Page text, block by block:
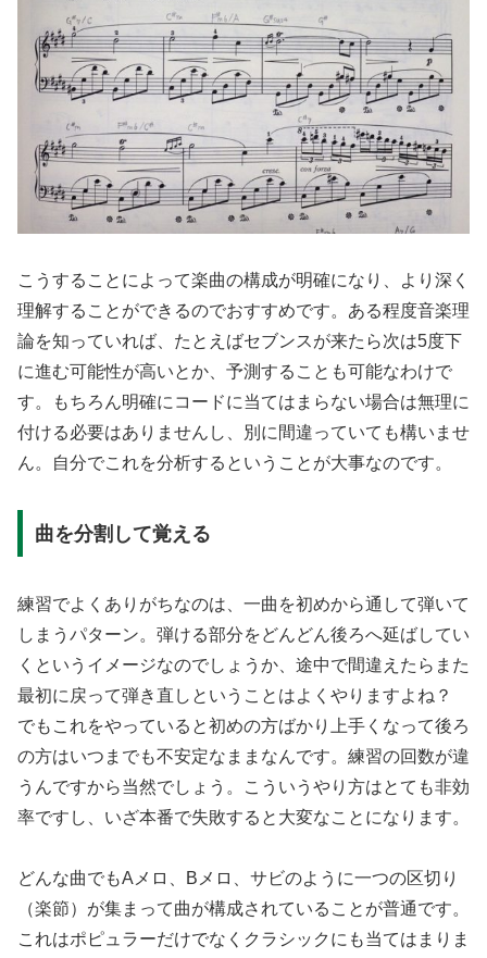
こうすることによって楽曲の構成が明確になり、より深く
理解することができるのでおすすめです。ある程度音楽理
論を知っていれば、たとえばセブンスが来たら次は5度下
に進む可能性が高いとか、予測することも可能なわけで
す。もちろん明確にコードに当てはまらない場合は無理に
付ける必要はありませんし、別に間違っていても構いませ
ん。自分でこれを分析するということが大事なのです。
曲を分割して覚える
練習でよくありがちなのは、一曲を初めから通して弾いて
しまうパターン。弾ける部分をどんどん後ろへ延ばしてい
くというイメージなのでしょうか、途中で間違えたらまた
最初に戻って弾き直しということはよくやりますよね？
でもこれをやっていると初めの方ばかり上手くなって後ろ
の方はいつまでも不安定なままなんです。練習の回数が違
うんですから当然でしょう。こういうやり方はとても非効
率ですし、いざ本番で失敗すると大変なことになります。
どんな曲でもAメロ、Bメロ、サビのように一つの区切り
（楽節）が集まって曲が構成されていることが普通です。
これはポピュラーだけでなくクラシックにも当てはまりま